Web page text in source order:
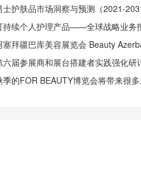
士护肤品市场洞察与预测（2021-
持续个人护理产品——全球战略业务
六届参展商和展台搭建者实践强化研